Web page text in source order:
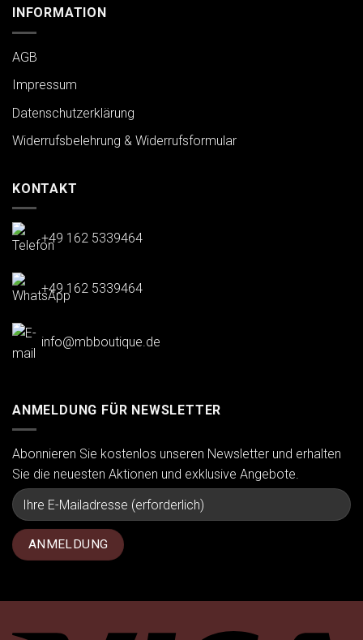
INFORMATION
AGB
Impressum
Datenschutzerklärung
Widerrufsbelehrung & Widerrufsformular
KONTAKT
+49 162 5339464
+49 162 5339464
info@mbboutique.de
ANMELDUNG FÜR NEWSLETTER
Abonnieren Sie kostenlos unseren Newsletter und erhalten
Sie die neuesten Aktionen und exklusive Angebote.